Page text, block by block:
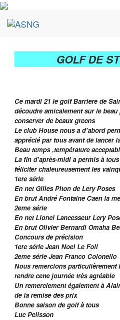
GOLF DE
Ce mardi 21 le golf Barriere de
découdre amicalement sur le
conserver de beaux greens
Le club House nous a d’abord
apprécié par tous avant de lancer
Beau temps ,température
La fin d’après-midi a permis à
féliciter chaleureusement les
1ere série
En net Gilles Piton de Lery Poses
En brut André Fontaine Caen la
2eme série
En net Lionel Lancesseur Lery
En brut Olivier Bernardi Omaha
Concours de précision
1ere série Jean Noel Le Foll
2eme série Jean Franco Colonello
Nous remercions
rendre cette journée très agréable
Un remerciement également à
de la remise des prix
Bonne saison de golf à tous
Luc Pelisson